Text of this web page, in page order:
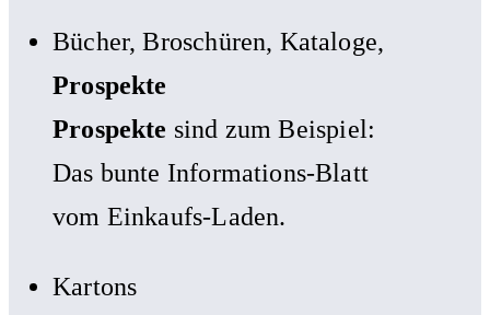
Bücher, Broschüren, Kataloge,
Prospekte
Prospekte sind zum Beispiel:
Das bunte Informations-Blatt
vom Einkaufs-Laden.
Kartons